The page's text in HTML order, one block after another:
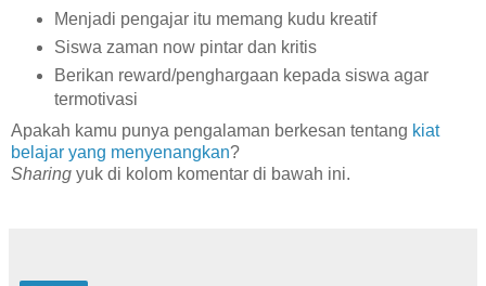
Menjadi pengajar itu memang kudu kreatif
Siswa zaman now pintar dan kritis
Berikan reward/penghargaan kepada siswa agar
termotivasi
Apakah kamu punya pengalaman berkesan tentang kiat
belajar yang menyenangkan?
Sharing yuk di kolom komentar di bawah ini.